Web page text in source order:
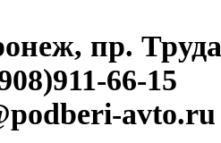
пр.
66-15
avto.ru